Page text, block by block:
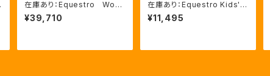
在庫あり：Equestro Wom
en's ハイウェスト フルグ
リップ キュロットBLACK、3
¥39,710
在庫あり：Equestro Kids' u
nisex UVカット ベースレイ
ヤー 2色(ETKU00007)
¥11,495